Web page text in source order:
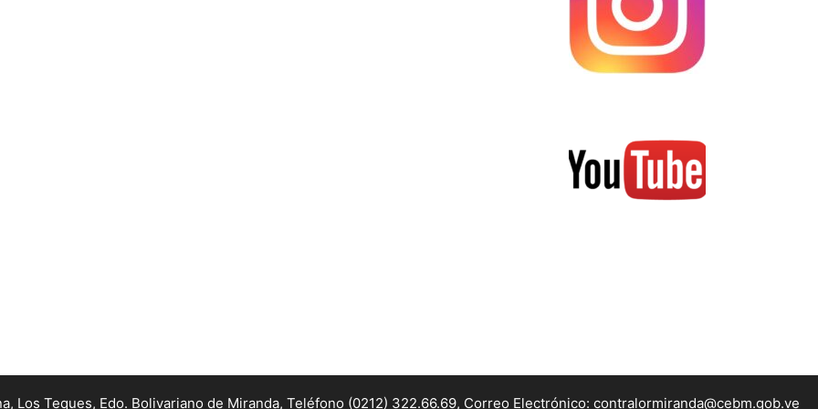
Los Teques, Edo. Bolivariano de Miranda, Teléfono (0212) 322.66.69, Correo Electrónico: contralormiranda@cebm.gob.ve